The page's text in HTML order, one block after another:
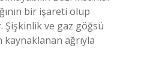
bir işareti olup
Şişkinlik ve gaz göğsü
ağrıyla